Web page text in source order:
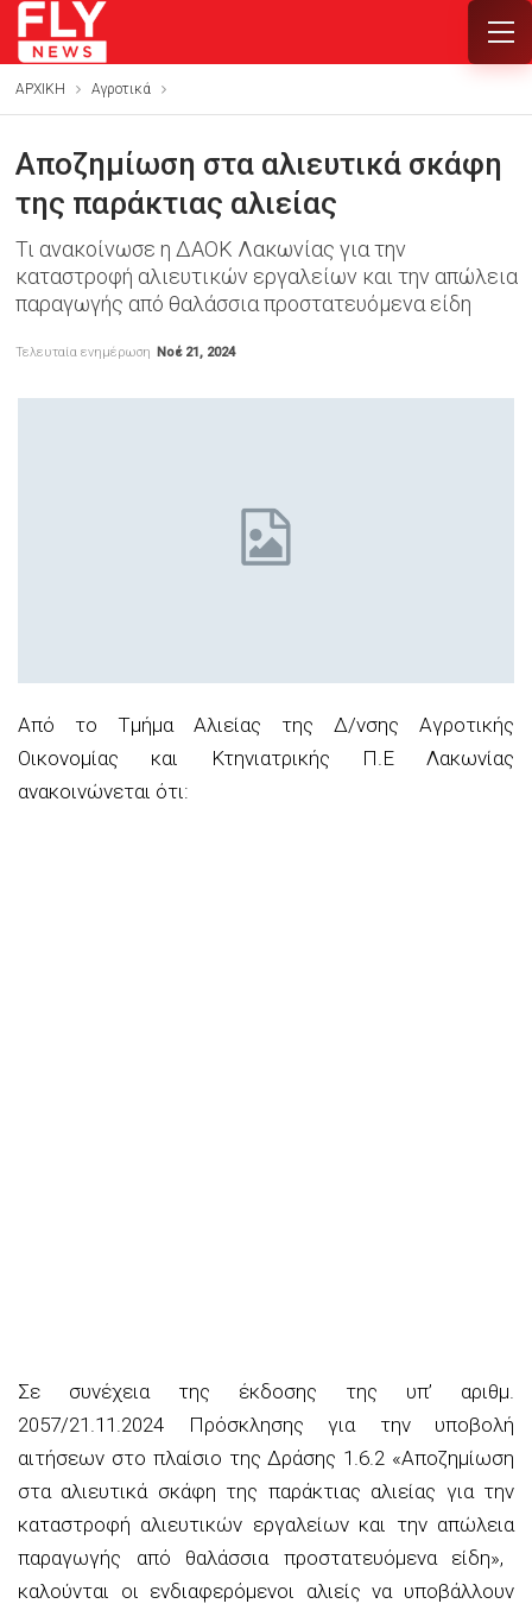
ΑΡΧΙΚΗ Αγροτικά
Αποζημίωση στα αλιευτικά σκάφη
της παράκτιας αλιείας
Τι ανακοίνωσε η ΔΑΟΚ Λακωνίας για την
καταστροφή αλιευτικών εργαλείων και την απώλεια
παραγωγής από θαλάσσια προστατευόμενα είδη
Τελευταία ενημέρωση Νοέ 21, 2024
Από το Τμήμα Αλιείας της Δ/νσης Αγροτικής
Οικονομίας και Κτηνιατρικής Π.Ε Λακωνίας
ανακοινώνεται ότι:
Σε συνέχεια της έκδοσης της υπ’ αριθμ.
2057/21.11.2024 Πρόσκλησης για την υποβολή
αιτήσεων στο πλαίσιο της Δράσης 1.6.2 «Αποζημίωση
στα αλιευτικά σκάφη της παράκτιας αλιείας για την
καταστροφή αλιευτικών εργαλείων και την απώλεια
παραγωγής από θαλάσσια προστατευόμενα είδη»,
καλούνται οι ενδιαφερόμενοι αλιείς να υποβάλλουν